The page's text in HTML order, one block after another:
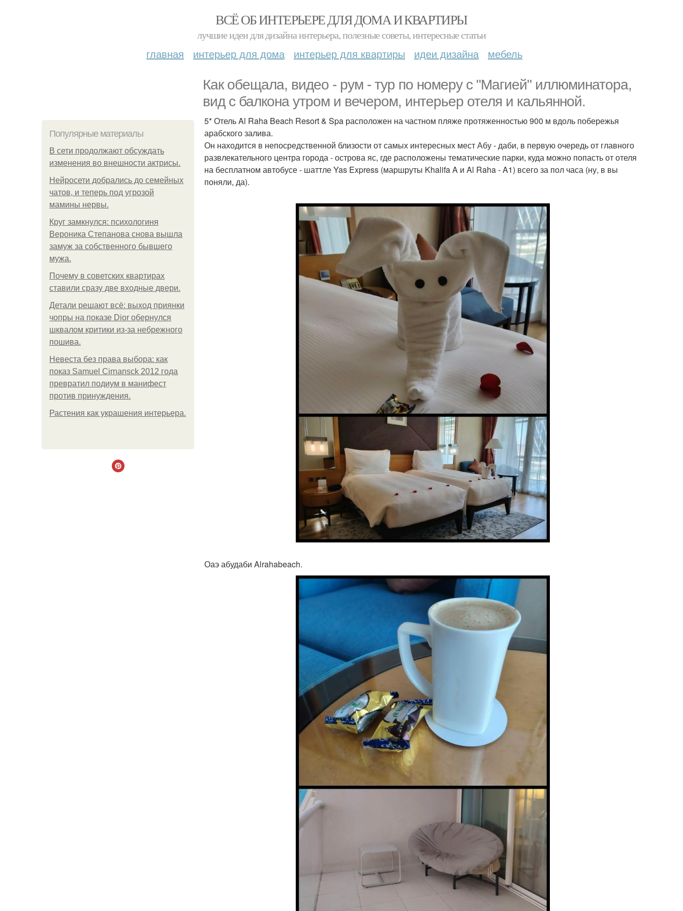
ВСЁ ОБ ИНТЕРЬЕРЕ ДЛЯ ДОМА И КВАРТИРЫ
лучшие идеи для дизайна интерьера, полезные советы, интересные статьи
главная интерьер для дома интерьер для квартиры идеи дизайна мебель
Как обещала, видео - рум - тур по номеру с "Магией" иллюминатора,
вид с балкона утром и вечером, интерьер отеля и кальянной.
Популярные материалы
В сети продолжают обсуждать
изменения во внешности актрисы.
Нейросети добрались до семейных
чатов, и теперь под угрозой
мамины нервы.
Круг замкнулся: психологиня
Вероника Степанова снова вышла
замуж за собственного бывшего
мужа.
Почему в советских квартирах
ставили сразу две входные двери.
Детали решают всё: выход приянки
чопры на показе Dior обернулся
шквалом критики из-за небрежного
пошива.
Невеста без права выбора: как
показ Samuel Cirnansck 2012 года
превратил подиум в манифест
против принуждения.
Растения как украшения интерьера.
5* Отель Al Raha Beach Resort & Spa расположен на частном пляже протяженностью 900 м вдоль побережья
арабского залива.
Он находится в непосредственной близости от самых интересных мест Абу - даби, в первую очередь от главного
развлекательного центра города - острова яс, где расположены тематические парки, куда можно попасть от отеля
на бесплатном автобусе - шаттле Yas Express (маршруты Khalifa A и Al Raha - A1) всего за пол часа (ну, в вы
поняли, да).
Оаэ абудаби Alrahabeach.